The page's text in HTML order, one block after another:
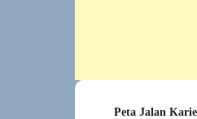
Peta Jalan